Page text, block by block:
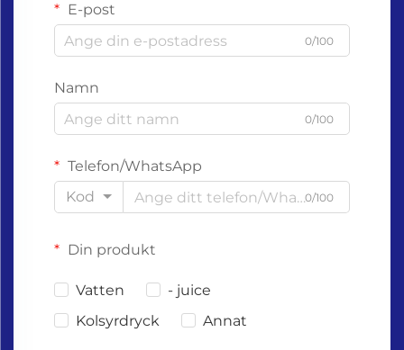
E-post
0/100
Namn
0/100
Telefon/WhatsApp
Kod
0/100
Din produkt
Vatten
- juice
Kolsyrdryck
Annat